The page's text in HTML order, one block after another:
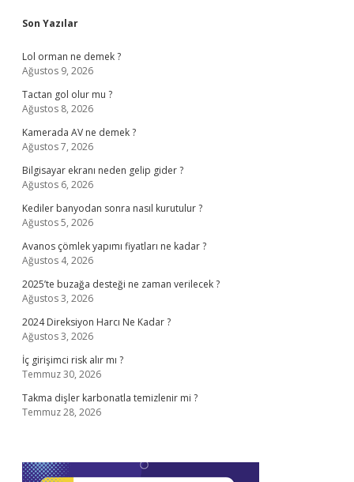
Sidebar
Son Yazılar
Lol orman ne demek ?
Ağustos 9, 2026
Tactan gol olur mu ?
Ağustos 8, 2026
Kamerada AV ne demek ?
Ağustos 7, 2026
Bilgisayar ekranı neden gelip gider ?
Ağustos 6, 2026
Kediler banyodan sonra nasıl kurutulur ?
Ağustos 5, 2026
Avanos çömlek yapımı fiyatları ne kadar ?
Ağustos 4, 2026
2025’te buzağa desteği ne zaman verilecek ?
Ağustos 3, 2026
2024 Direksiyon Harcı Ne Kadar ?
Ağustos 3, 2026
İç girişimci risk alır mı ?
Temmuz 30, 2026
Takma dişler karbonatla temizlenir mi ?
Temmuz 28, 2026